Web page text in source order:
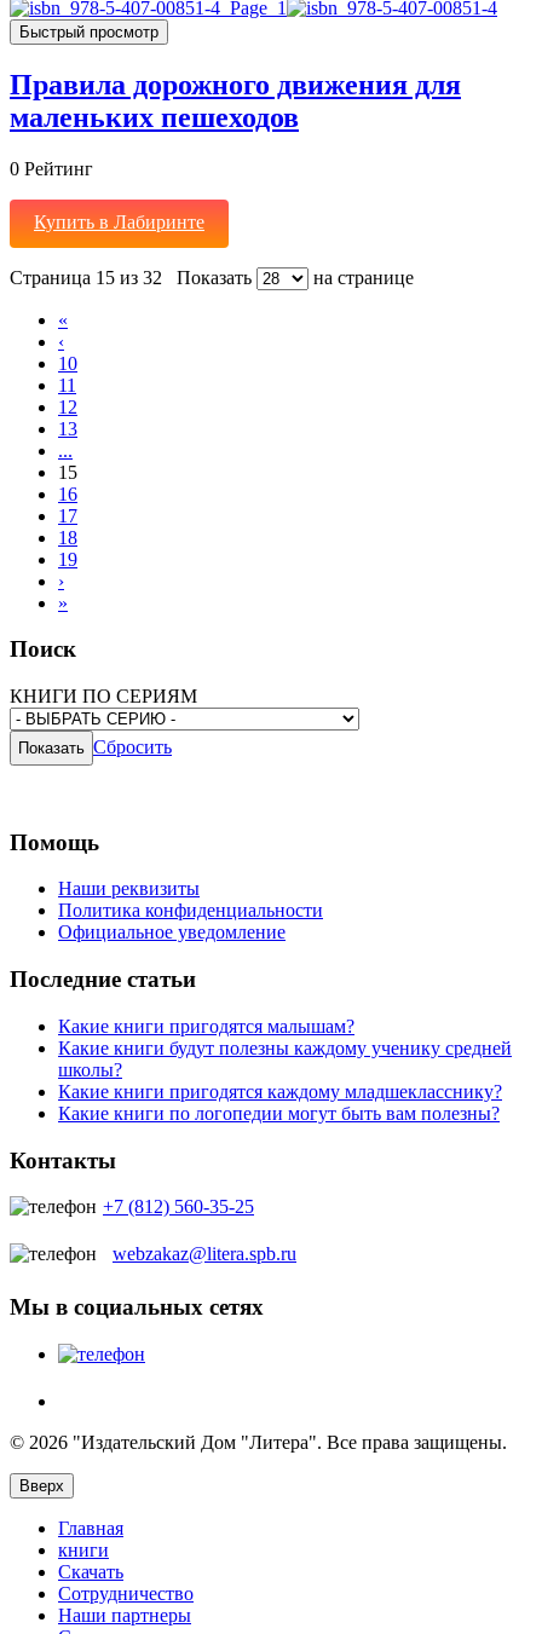
Быстрый просмотр
Правила дорожного движения для
маленьких пешеходов
0 Рейтинг
Купить в Лабиринте
Страница 15 из 32 Показать на странице
«
‹
10
11
12
13
...
15
16
17
18
19
›
»
Поиск
КНИГИ ПО СЕРИЯМ
Сбросить
Помощь
Наши реквизиты
Политика конфиденциальности
Официальное уведомление
Последние статьи
Какие книги пригодятся малышам?
Какие книги будут полезны каждому ученику средней
школы?
Какие книги пригодятся каждому младшекласснику?
Какие книги по логопедии могут быть вам полезны?
Контакты
+7 (812) 560-35-25
webzakaz@litera.spb.ru
Мы в социальных сетях
© 2026 "Издательский Дом "Литера". Все права защищены.
Вверх
Главная
книги
Скачать
Сотрудничество
Наши партнеры